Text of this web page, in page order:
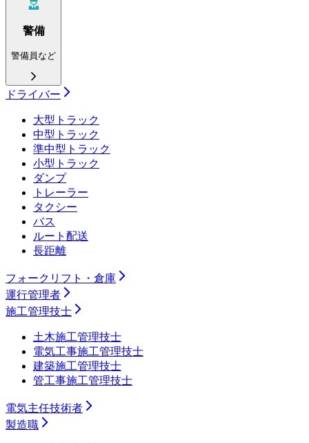
警備
警備員など
ドライバー
大型トラック
中型トラック
準中型トラック
小型トラック
ダンプ
トレーラー
タクシー
バス
ルート配送
長距離
フォークリフト・倉庫
運行管理者
施工管理技士
土木施工管理技士
電気工事施工管理技士
建築施工管理技士
管工事施工管理技士
電気主任技術者
製造職